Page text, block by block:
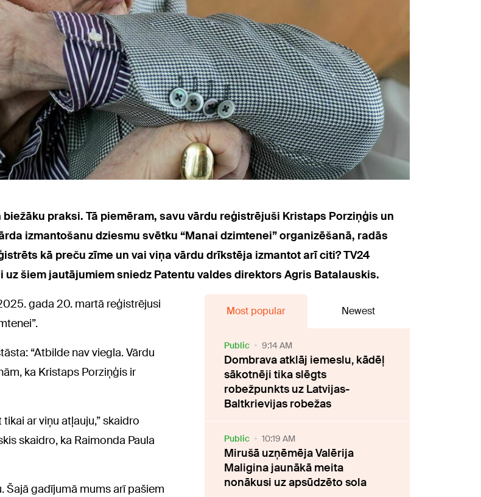
praksi. Tā piemēram, savu vārdu reģistrējuši Kristaps Porziņģis un
izmantošanu dziesmu svētku “Manai dzimtenei” organizēšanā, radās
kā preču zīme un vai viņa vārdu drīkstēja izmantot arī citi? TV24
šiem jautājumiem sniedz Patentu valdes direktors Agris Batalauskis.
gada 20. martā reģistrējusi
“Atbilde nav viegla. Vārdu
ka Kristaps Porziņģis ir
ar viņu atļauju,” skaidro
skaidro, ka Raimonda Paula
Šajā gadījumā mums arī pašiem
Most popular Newest
Public 9:14 AM
Dombrava atklāj iemeslu, kādēļ
sākotnēji tika slēgts
robežpunkts uz Latvijas-
Baltkrievijas robežas
Public 10:19 AM
Mirušā uzņēmēja Valērija
Maligina jaunākā meita
nonākusi uz apsūdzēto sola